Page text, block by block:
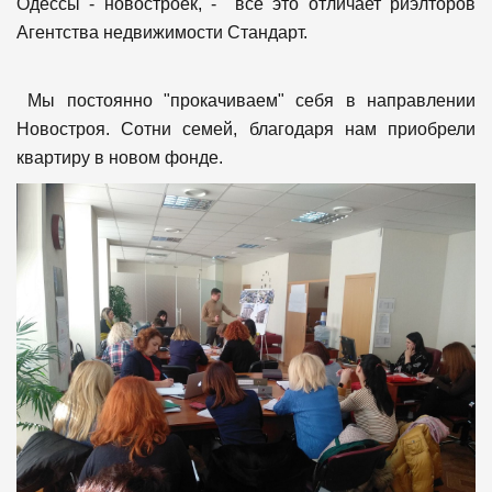
Агентства недвижимости Стандарт.
Мы постоянно "прокачиваем" себя в направлении
Новостроя. Сотни семей, благодаря нам приобрели
квартиру в новом фонде.